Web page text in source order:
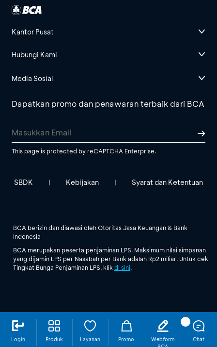
Login Produk Layanan Promo
Webform
Chat
Kantor Pusat
Hubungi Kami
Media Sosial
Dapatkan promo dan penawaran terbaik dari BCA
This page is protected by reCAPTCHA Enterprise.
SBDK | Kebijakan | Syarat dan Ketentuan
BCA berizin dan diawasi oleh Otoritas Jasa Keuangan & Bank
Indonesia
BCA merupakan peserta penjaminan LPS. Maksimum nilai simpanan
yang dijamin LPS per Nasabah per Bank adalah Rp2 miliar. Untuk cek
Tingkat Bunga Penjaminan LPS, klik di sini.